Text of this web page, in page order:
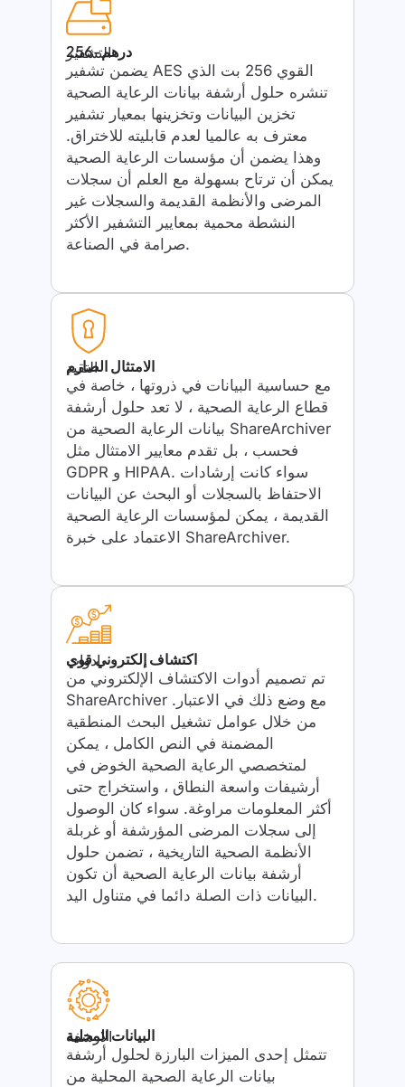
256-درهمالتشفير
يضمن تشفير AES القوي 256 بت الذي
تنشره حلول أرشفة بيانات الرعاية الصحية
تخزين البيانات وتخزينها بمعيار تشفير
معترف به عالميا لعدم قابليته للاختراق.
وهذا يضمن أن مؤسسات الرعاية الصحية
يمكن أن ترتاح بسهولة مع العلم أن سجلات
المرضى والأنظمة القديمة والسجلات غير
النشطة محمية بمعايير التشفير الأكثر
صرامة في الصناعة.
الامتثال الصارم
التقيد
مع حساسية البيانات في ذروتها ، خاصة في
قطاع الرعاية الصحية ، لا تعد حلول أرشفة
بيانات الرعاية الصحية من ShareArchiver
فحسب ، بل تقدم معايير الامتثال مثل
GDPR و HIPAA. سواء كانت إرشادات
الاحتفاظ بالسجلات أو البحث عن البيانات
القديمة ، يمكن لمؤسسات الرعاية الصحية
الاعتماد على خبرة ShareArchiver.
اكتشاف إلكتروني قوي
ادوات
تم تصميم أدوات الاكتشاف الإلكتروني من
ShareArchiver مع وضع ذلك في الاعتبار.
من خلال عوامل تشغيل البحث المنطقية
المضمنة في النص الكامل ، يمكن
لمتخصصي الرعاية الصحية الخوض في
أرشيفات واسعة النطاق ، واستخراج حتى
أكثر المعلومات مراوغة. سواء كان الوصول
إلى سجلات المرضى المؤرشفة أو غربلة
الأنظمة الصحية التاريخية ، تضمن حلول
أرشفة بيانات الرعاية الصحية أن تكون
البيانات ذات الصلة دائما في متناول اليد.
البيانات المحلية
الارشفه
تتمثل إحدى الميزات البارزة لحلول أرشفة
بيانات الرعاية الصحية المحلية من